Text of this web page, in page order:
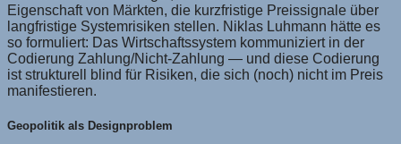
Eigenschaft von Märkten, die kurzfristige Preissignale über
langfristige Systemrisiken stellen. Niklas Luhmann hätte es
so formuliert: Das Wirtschaftssystem kommuniziert in der
Codierung Zahlung/Nicht-Zahlung — und diese Codierung
ist strukturell blind für Risiken, die sich (noch) nicht im Preis
manifestieren.
Geopolitik als Designproblem